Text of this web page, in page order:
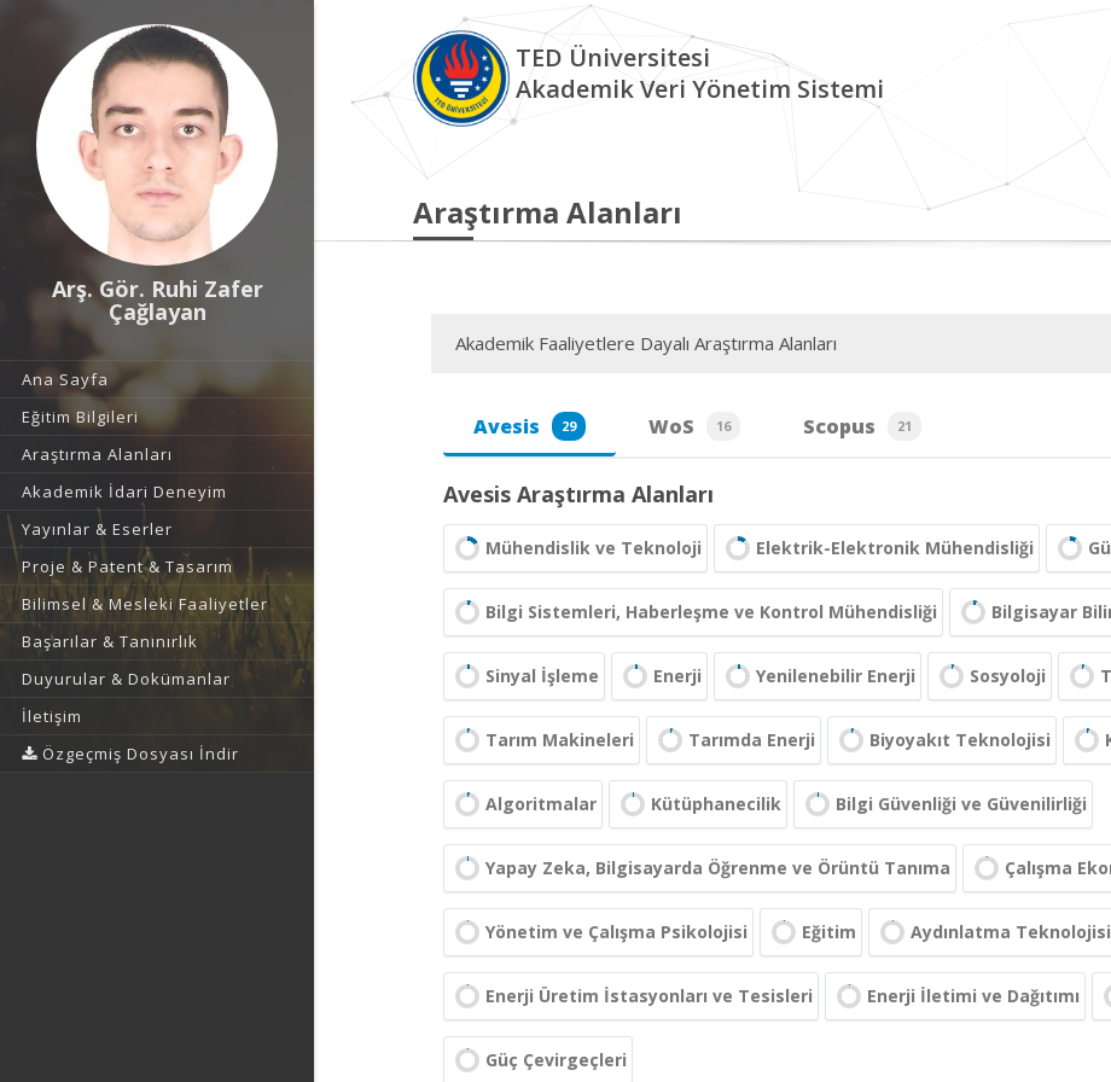
Arş. Gör. Ruhi Zafer
Çağlayan
Ana Sayfa
Eğitim Bilgileri
Araştırma Alanları
Akademik İdari Deneyim
Yayınlar & Eserler
Proje & Patent & Tasarım
Bilimsel & Mesleki Faaliyetler
Başarılar & Tanınırlık
Duyurular & Dokümanlar
İletişim
Özgeçmiş Dosyası İndir
TED Üniversitesi
Akademik Veri Yönetim Sistemi
Araştırma Alanları
Akademik Faaliyetlere Dayalı Araştırma Alanları
Avesis 29 WoS 16 Scopus 21
Avesis Araştırma Alanları
Mühendislik ve Teknoloji Elektrik-Elektronik Mühendisliği
Bilgi Sistemleri, Haberleşme ve Kontrol Mühendisliği Bilgisayar
Sinyal İşleme Enerji Yenilenebilir Enerji Sosyoloji
Tarım Makineleri Tarımda Enerji Biyoyakıt Teknolojisi
Algoritmalar Kütüphanecilik Bilgi Güvenliği ve Güvenilirliği
Yapay Zeka, Bilgisayarda Öğrenme ve Örüntü Tanıma Çalışma
Yönetim ve Çalışma Psikolojisi Eğitim Aydınlatma Teknolojisi
Enerji Üretim İstasyonları ve Tesisleri Enerji İletimi ve Dağıtımı
Güç Çevirgeçleri